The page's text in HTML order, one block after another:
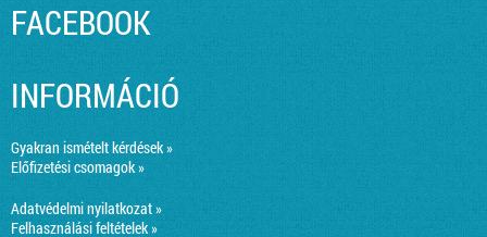
FACEBOOK
INFORMÁCIÓ
Gyakran ismételt kérdések »
Előfizetési csomagok »
Adatvédelmi nyilatkozat »
Felhasználási feltételek »